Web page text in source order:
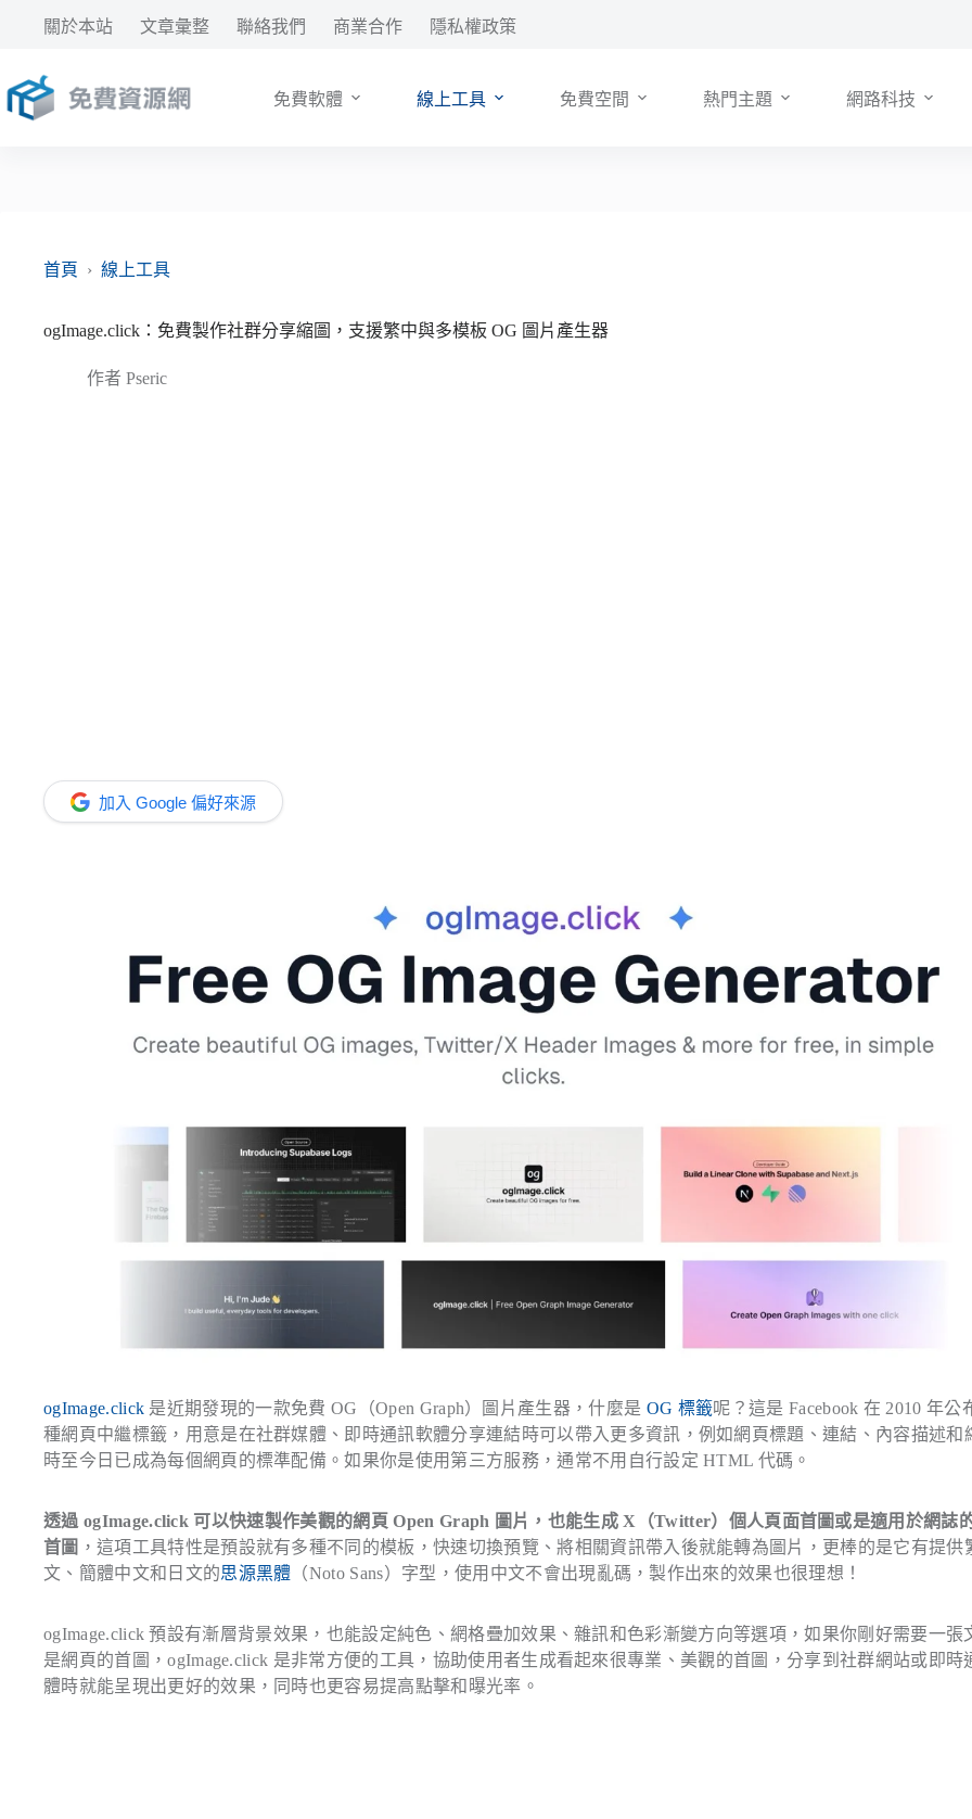
要
內
關於本站 文章彙整 聯絡我們 商業合作 隱私權政策
免費軟體 線上工具 免費空間 熱門主題 網路科技
首頁 › 線上工具
ogImage.click：免費製作社群分享縮圖，支援繁中與多模板 OG 圖片產生器
作者 Pseric
加入 Google 偏好來源
ogImage.click 是近期發現的一款免費 OG（Open Graph）圖片產生器，什麼是 OG 標籤呢？這是 Facebook 在 2010 年公
種網頁中繼標籤，用意是在社群媒體、即時通訊軟體分享連結時可以帶入更多資訊，例如網頁標題、連結、內容描述和
時至今日已成為每個網頁的標準配備。如果你是使用第三方服務，通常不用自行設定 HTML 代碼。
透過 ogImage.click 可以快速製作美觀的網頁 Open Graph 圖片，也能生成 X（Twitter）個人頁面首圖或是適用於網誌
首圖 ，這項工具特性是預設就有多種不同的模板，快速切換預覽、將相關資訊帶入後就能轉為圖片，更棒的是它有提供
文、簡體中文和日文的思源黑體 （Noto Sans）字型，使用中文不會出現亂碼，製作出來的效果也很理想！
ogImage.click 預設有漸層背景效果，也能設定純色、網格疊加效果、雜訊和色彩漸變方向等選項，如果你剛好需要一張
是網頁的首圖，ogImage.click 是非常方便的工具，協助使用者生成看起來很專業、美觀的首圖，分享到社群網站或即時
體時就能呈現出更好的效果，同時也更容易提高點擊和曝光率。